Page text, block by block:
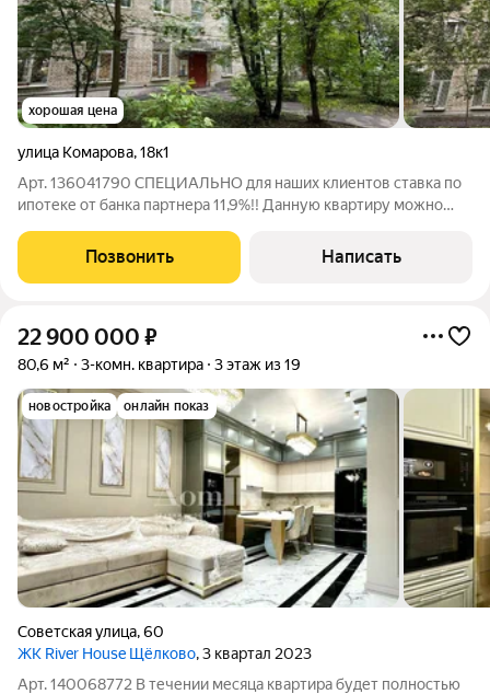
хорошая цена
улица Комарова,18к1
Арт. 136041790 СПЕЦИАЛЬНО для наших клиентов ставка по
ипотеке от банка партнера 11,9%!! Данную квартиру можно
однокомнатная квартира в Щёлково: Огромная просьба НЕ
писать, смс я не вижу и НЕ читаю
Позвонить Написать
22 900 000 ₽
80,6 м² 3-комн. квартира 3 этаж из 19
новостройка онлайн показ
Советская улица,60
ЖК River House Щёлково, 3 квартал 2023
Арт. 140068772 В течении месяца квартира будет полностью